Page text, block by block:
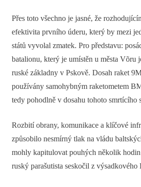
Přes toto všechno je jasné, že
efektivita prvního úderu, který by mezi
států vyvolal zmatek. Pro představu:
batalionu, který je umístěn u města Võru
ruské základny v Pskově. Dosah raket
používány samohybným raketometem
tedy pohodlně v dosahu tohoto smrtícího
Rozbití obrany, komunikace a klíčové
způsobilo nesmírný tlak na vládu
mohly kapitulovat pouhých několik
ruský parašutista seskočil z výsadkového